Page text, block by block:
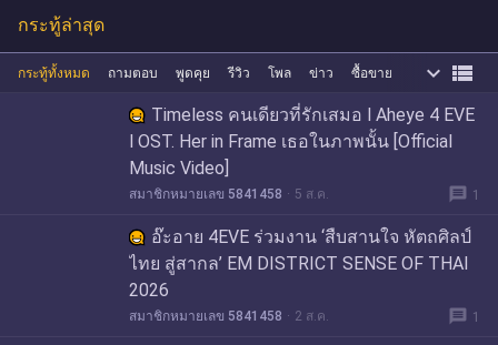
กระทู้ล่าสุด
กระทู้ทั้งหมด ถามตอบ พูดคุย รีวิว โพล ข่าว ซื้อขาย  
Timeless คนเดียวที่รักเสมอ l Aheye 4 EVE
l OST. Her in Frame เธอในภาพนั้น [Official
Music Video]
สมาชิกหมายเลข 5841458 5 ส.ค. message 1
อ๊ะอาย 4EVE ร่วมงาน ‘สืบสานใจ หัตถศิลป์
ไทย สู่สากล’ EM DISTRICT SENSE OF THAI
2026
สมาชิกหมายเลข 5841458 2 ส.ค. message 1